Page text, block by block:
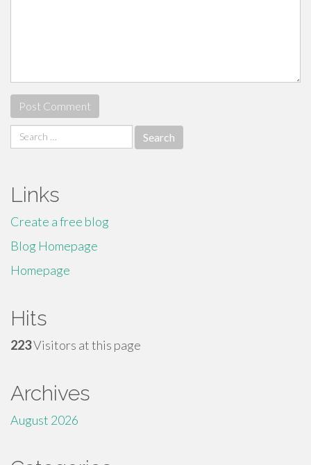
Search
for:
Links
Create a free blog
Blog Homepage
Homepage
Hits
223Visitors at this page
Archives
August 2026